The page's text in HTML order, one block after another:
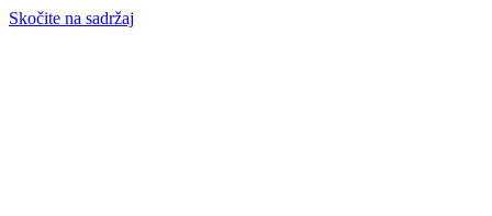
Skočite na sadržaj